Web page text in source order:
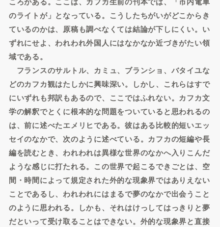
のライトが」となっている。こうしたちがいがどこからき
ているのかは、原稿も調べなくては結論が下しにくい。い
ずれにせよ、われわれ外国人にはなかなか近づきがたい領
域である。
フランスのサルトル、カミュ、ブランショ、バタイユな
どのカフカ観はたしかに興味深い。しかし、これらはすで
にいずれも邦訳もあるので、ここではふれない。カフカ文
学の解釈でとくに根本的な問題をついていると思われるの
は、前に述べたエメリヒである。彼はある比較的短いエッ
セイのなかで、次のように述べている。カフカの短編や長
編を読むとき、われわれは異様な世界のなかへ入りこんだ
ような感じに打たれる。この世界で起こるできごとは、空
間・時間によって規定された外的な現象界ではありえない
ことであるし、われわれにはまるで夢のなかで出会うこと
のように思われる。しかも、それはけっしてはっきりと夢
だといって受け取ることはできない。外的な現象界と直接